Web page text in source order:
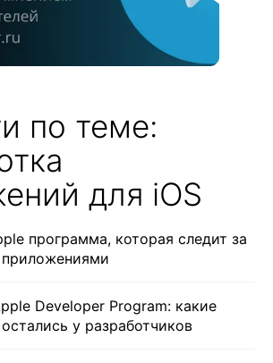
по теме:
для iOS
программа, которая следит за
Developer Program: какие
у разработчиков